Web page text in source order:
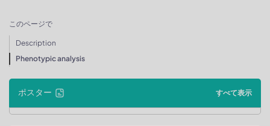
このページで
Description
Phenotypic analysis
ポスター すべて表示